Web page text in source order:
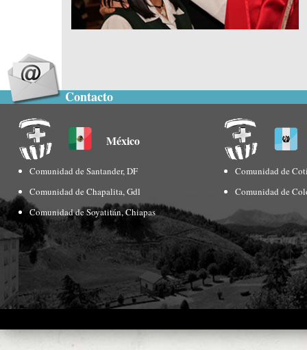
Contacto
México
Comunidad de Santander, DF
Comunidad de Chapalita, Gdl
Comunidad de Soyatitán, Chiapas
Comunidad de
Comunidad de